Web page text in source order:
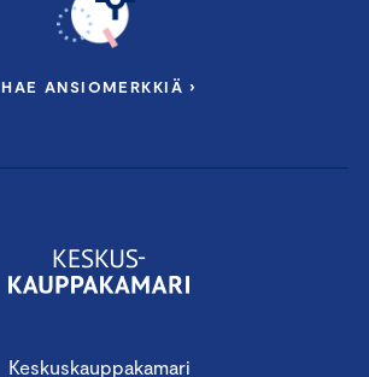
Keskuskauppakamari
HAE ANSIOMERKKIÄ ›